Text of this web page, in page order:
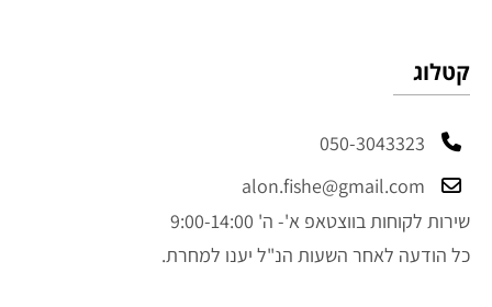
קטלוג
050-3043323
alon.fishe@gmail.com
שירות לקוחות בווצטאפ א'- ה' 9:00-14:00
כל הודעה לאחר השעות הנ"ל יענו למחרת.